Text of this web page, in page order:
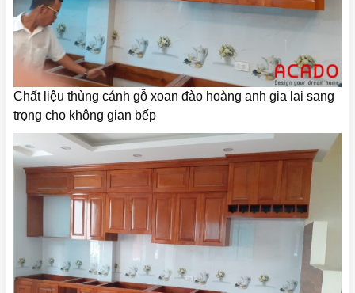
Chất liệu thùng cánh gỗ xoan đào hoàng anh gia lai sang
trọng cho không gian bếp